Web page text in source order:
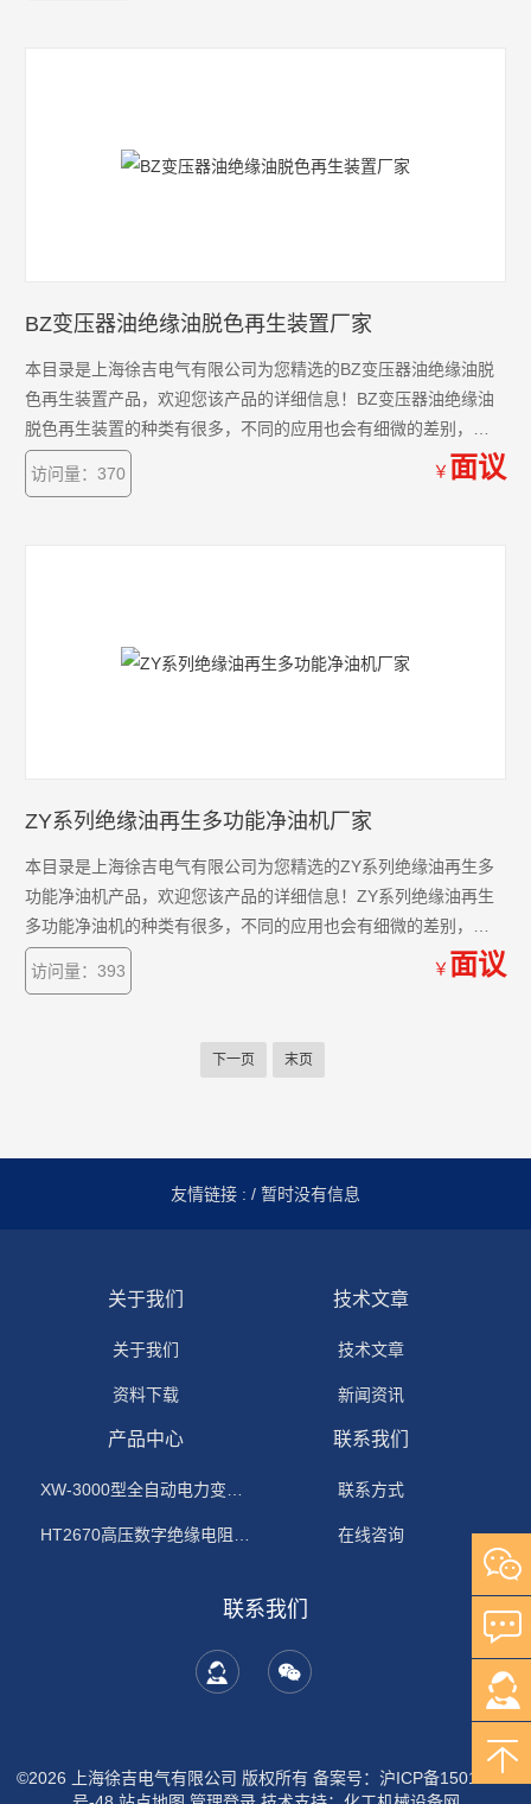
BZ变压器油绝缘油脱色再生装置厂家
本目录是上海徐吉电气有限公司为您精选的BZ变压器油绝缘油脱
色再生装置产品，欢迎您该产品的详细信息！BZ变压器油绝缘油
脱色再生装置的种类有很多，不同的应用也会有细微的差别，本
公司为您提供*的解决方案。
访问量：370
￥ 面议
ZY系列绝缘油再生多功能净油机厂家
本目录是上海徐吉电气有限公司为您精选的ZY系列绝缘油再生多
功能净油机产品，欢迎您该产品的详细信息！ZY系列绝缘油再生
多功能净油机的种类有很多，不同的应用也会有细微的差别，本
公司为您提供*的解决方案。
访问量：393
￥ 面议
下一页 末页
友情链接 : / 暂时没有信息
关于我们
关于我们
资料下载
技术文章
技术文章
新闻资讯
产品中心 联系我们
联系方式
在线咨询
联系我们
©2026 上海徐吉电气有限公司 版权所有 备案号：沪ICP备15015674